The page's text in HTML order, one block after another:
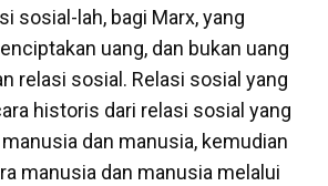
sosial-lah, bagi Marx, yang
uang, dan bukan uang
relasi sosial. Relasi sosial yang
historis dari relasi sosial yang
dan manusia, kemudian
manusia dan manusia melalui